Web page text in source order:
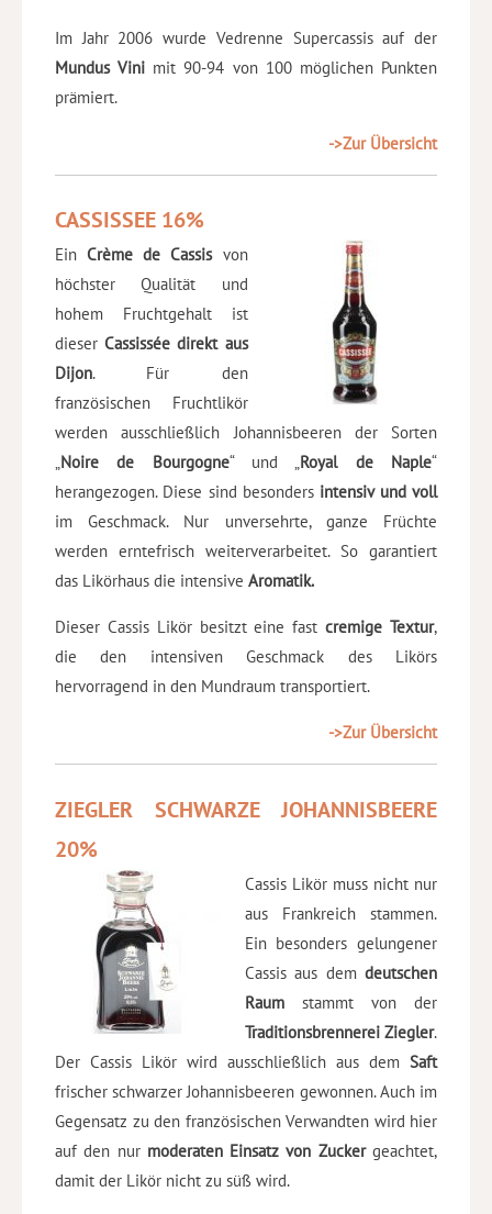
Im Jahr 2006 wurde Vedrenne Supercassis auf der
Mundus Vini mit 90-94 von 100 möglichen Punkten
prämiert.
->Zur Übersicht
CASSISSEE 16%
Ein Crème de Cassisvon
höchster Qualität und
hohem Fruchtgehalt ist
dieserCassissée direkt aus
Dijon. Für den
französischen Fruchtlikör
werden ausschließlich Johannisbeeren der Sorten
„Noire de Bourgogne“ und „Royal de Naple“
herangezogen. Diese sind besonders intensiv und voll
im Geschmack. Nur unversehrte, ganze Früchte
werden erntefrisch weiterverarbeitet. So garantiert
das Likörhaus die intensive Aromatik.
Dieser Cassis Likör besitzt eine fastcremige Textur,
die den intensiven Geschmack des Likörs
hervorragend in den Mundraum transportiert.
->Zur Übersicht
ZIEGLER SCHWARZE JOHANNISBEERE
20%
Cassis Likör muss nicht nur
aus Frankreich stammen.
Ein besonders gelungener
Cassis aus dem deutschen
Raumstammt von der
Traditionsbrennerei Ziegler.
Der Cassis Likör wird ausschließlich aus dem Saft
frischer schwarzer Johannisbeeren gewonnen. Auch im
Gegensatz zu den französischen Verwandten wird hier
auf den nur moderaten Einsatz von Zuckergeachtet,
damit der Likör nicht zu süß wird.